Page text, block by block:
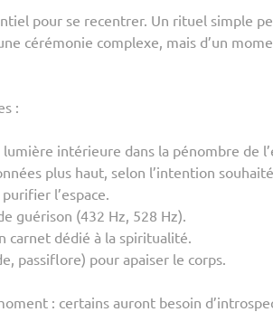
pour se recentrer. Un rituel simple
cérémonie complexe, mais d’un
:
intérieure dans la pénombre de
plus haut, selon l’intention
l’espace.
guérison (432 Hz, 528 Hz).
carnet dédié à la spiritualité.
passiflore) pour apaiser le corps.
: certains auront besoin